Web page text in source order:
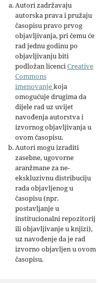
Autori zadržavaju
autorska prava i pružaju
časopisu pravo prvog
objavljivanja, pri čemu će
rad jednu godinu po
objavljivanju biti
podložan licenciCreative
Commons
imenovanjekoja
omogućuje drugima da
dijele rad uz uvijet
navođenja autorstva i
izvornog objavljivanja u
ovom časopisu.
Autori mogu izraditi
zasebne, ugovorne
aranžmane za ne-
ekskluzivnu distribuciju
rada objavljenog u
časopisu (npr.
postavljanje u
institucionalni repozitorij
ili objavljivanje u knjizi),
uz navođenje da je rad
izvorno objavljen u ovom
časopisu.